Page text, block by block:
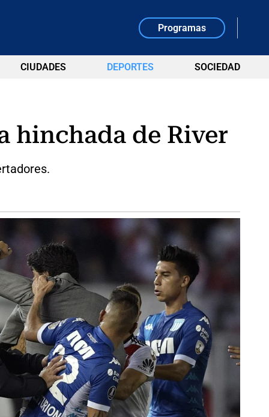
Programas
CIUDADES DEPORTES SOCIEDAD
hinchada de River